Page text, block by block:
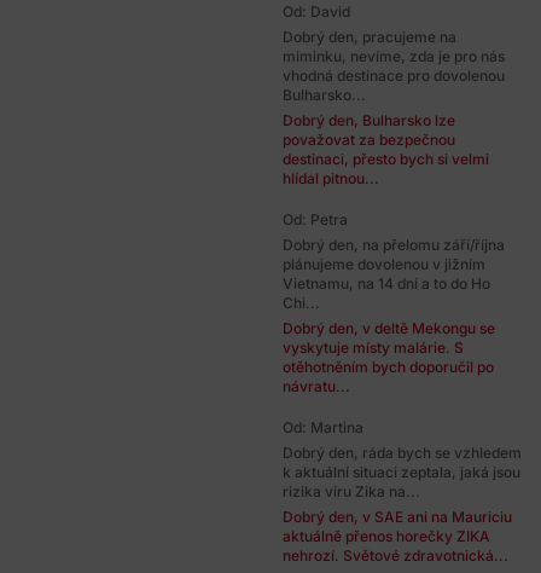
Od: David
Dobrý den, pracujeme na
miminku, nevíme, zda je pro nás
vhodná destinace pro dovolenou
Bulharsko...
Dobrý den, Bulharsko lze
považovat za bezpečnou
destinaci, přesto bych si velmi
hlídal pitnou...
Od: Petra
Dobrý den, na přelomu září/října
plánujeme dovolenou v jižním
Vietnamu, na 14 dní a to do Ho
Chi...
Dobrý den, v deltě Mekongu se
vyskytuje místy malárie. S
otěhotněním bych doporučil po
návratu...
Od: Martina
Dobrý den, ráda bych se vzhledem
k aktuální situaci zeptala, jaká jsou
rizika viru Zika na...
Dobrý den, v SAE ani na Mauriciu
aktuálně přenos horečky ZIKA
nehrozí. Světové zdravotnická...